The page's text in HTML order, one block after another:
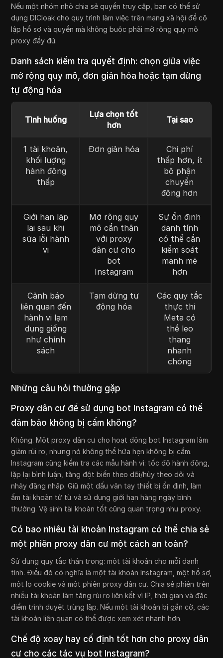
Nếu một nhóm nhỏ chia sẻ quyền truy cập, bạn có thể sử
dụng DICloak cho quy trình làm việc trên mạng xã hội để cô
lập hồ sơ và quyền mà không buộc phải mở rộng quy mô
proxy đầy đủ.
Danh sách kiểm tra quyết định: chọn giữa việc
mở rộng quy mô, đơn giản hóa hoặc tạm dừng
tự động hóa
Tình huống
Lựa chọn tốt
hơn
Tại sao
1 tài khoản,
khối lượng
hành động
thấp
Đơn giản hóa
Chi phí
thấp hơn, ít
bộ phận
chuyển
động hơn
Giới hạn lặp
lại sau khi
sửa lỗi hành
vi
Mở rộng quy
mô cẩn thận
với proxy
dân cư cho
bot
Instagram
Sự ổn định
danh tính
có thể cần
kiểm soát
mạnh mẽ
hơn
Cảnh báo
liên quan đến
hành vi lạm
dụng giống
như chính
sách
Tạm dừng tự
động hóa
Các quy tắc
thực thi
Meta có
thể leo
thang
nhanh
chóng
Những câu hỏi thường gặp
Proxy dân cư để sử dụng bot Instagram có thể
đảm bảo không bị cấm không?
Không. Một proxy dân cư cho hoạt động bot Instagram làm
giảm rủi ro, nhưng nó không thể hứa hẹn không bị cấm.
Instagram cũng kiểm tra các mẫu hành vi: tốc độ hành động,
lặp lại bình luận, tăng đột biến theo dõi/hủy theo dõi và
nhảy đăng nhập. Giữ một dấu vân tay thiết bị ổn định, làm
ấm tài khoản từ từ và sử dụng giới hạn hàng ngày bình
thường. Vệ sinh tài khoản tốt cũng quan trọng như proxy.
Có bao nhiêu tài khoản Instagram có thể chia sẻ
một phiên proxy dân cư một cách an toàn?
Sử dụng quy tắc thận trọng: một tài khoản cho mỗi danh
tính. Điều đó có nghĩa là một tài khoản Instagram, một hồ sơ,
một lọ cookie và một phiên proxy dân cư. Chia sẻ phiên trên
nhiều tài khoản làm tăng rủi ro liên kết vì IP, thời gian và đặc
điểm trình duyệt trùng lặp. Nếu một tài khoản bị gắn cờ, các
tài khoản liên quan có thể được xem xét nhanh hơn.
Chế độ xoay hay cố định tốt hơn cho proxy dân
cư cho các tác vụ bot Instagram?